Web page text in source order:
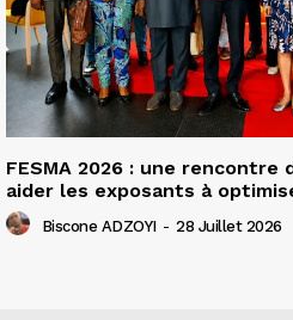
FESMA 2026 : une rencontre
aider les exposants à
Biscone ADZOYI - 28 Juillet 2026